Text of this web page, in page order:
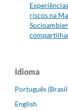
riscos na
Idioma
Português
English